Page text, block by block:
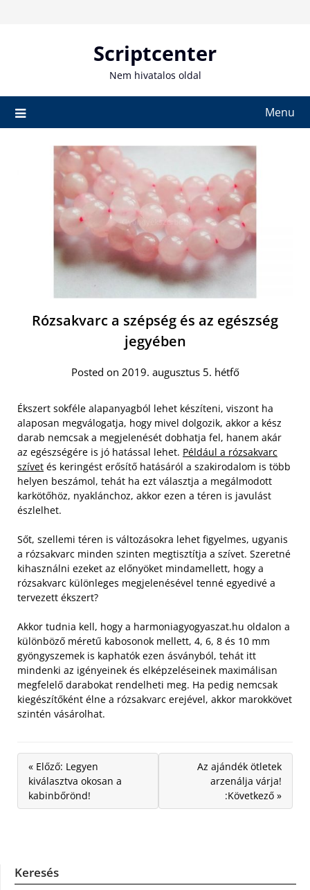
Scriptcenter
Nem hivatalos oldal
Menu
Rózsakvarc a szépség és az egészség
jegyében
Posted on 2019. augusztus 5. hétfő
Ékszert sokféle alapanyagból lehet készíteni, viszont ha
alaposan megválogatja, hogy mivel dolgozik, akkor a kész
darab nemcsak a megjelenését dobhatja fel, hanem akár
az egészségére is jó hatással lehet. Például a rózsakvarc
szívet és keringést erősítő hatásáról a szakirodalom is több
helyen beszámol, tehát ha ezt választja a megálmodott
karkötőhöz, nyaklánchoz, akkor ezen a téren is javulást
észlelhet.
Sőt, szellemi téren is változásokra lehet figyelmes, ugyanis
a rózsakvarc minden szinten megtisztítja a szívet. Szeretné
kihasználni ezeket az előnyöket mindamellett, hogy a
rózsakvarc különleges megjelenésével tenné egyedivé a
tervezett ékszert?
Akkor tudnia kell, hogy a harmoniagyogyaszat.hu oldalon a
különböző méretű kabosonok mellett, 4, 6, 8 és 10 mm
gyöngyszemek is kaphatók ezen ásványból, tehát itt
mindenki az igényeinek és elképzeléseinek maximálisan
megfelelő darabokat rendelheti meg. Ha pedig nemcsak
kiegészítőként élne a rózsakvarc erejével, akkor marokkövet
szintén vásárolhat.
« Előző: Legyen
kiválasztva okosan a
kabinbőrönd!
Az ajándék ötletek
arzenálja várja!
:Következő »
Keresés